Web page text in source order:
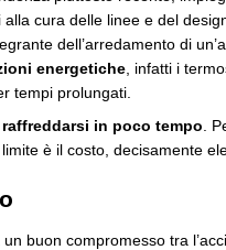
cura delle linee e del
dell’arredamento di
energetiche , infatti i
tempi prolungati.
in poco tempo .
è il costo, decisamente
buon compromesso tra